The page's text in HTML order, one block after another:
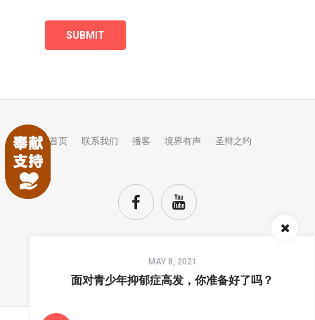
MAY 8, 2021
面对青少年抑郁症高发，你准备好了吗？
首页 联系我们 播客 境界有声 圣辩之约
TOP